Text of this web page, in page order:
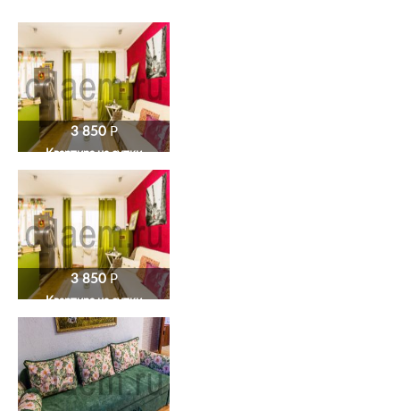
3 850P
Квартира на сутки
3 850P
Квартира на сутки